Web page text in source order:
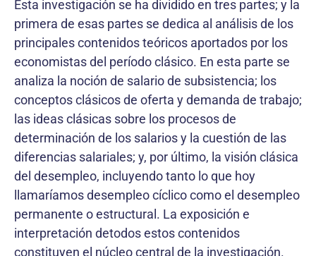
Esta investigación se ha dividido en tres partes; y la
primera de esas partes se dedica al análisis de los
principales contenidos teóricos aportados por los
economistas del período clásico. En esta parte se
analiza la noción de salario de subsistencia; los
conceptos clásicos de oferta y demanda de trabajo;
las ideas clásicas sobre los procesos de
determinación de los salarios y la cuestión de las
diferencias salariales; y, por último, la visión clásica
del desempleo, incluyendo tanto lo que hoy
llamaríamos desempleo cíclico como el desempleo
permanente o estructural. La exposición e
interpretación detodos estos contenidos
constituyen el núcleo central de la investigación.